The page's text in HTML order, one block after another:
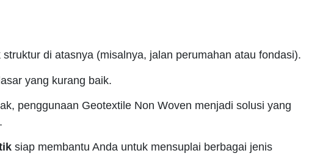
di atasnya (misalnya, jalan perumahan atau fondasi).
yang kurang baik.
penggunaan Geotextile Non Woven menjadi solusi yang
siap membantu Anda untuk mensuplai berbagai jenis